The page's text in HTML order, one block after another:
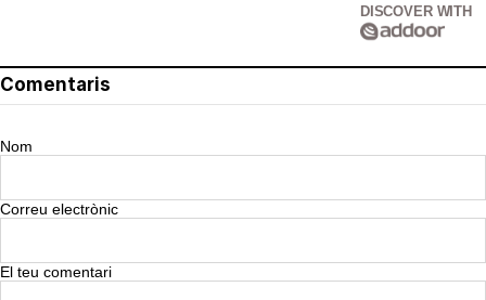
DISCOVER WITH
Comentaris
Nom
Correu electrònic
El teu comentari